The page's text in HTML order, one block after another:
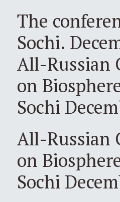
The
Sochi.
All-Russian
on
Sochi
All-Russian
on
Sochi